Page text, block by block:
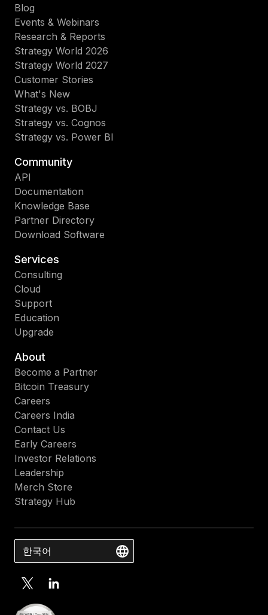
Blog
Events & Webinars
Research & Reports
Strategy World 2026
Strategy World 2027
Customer Stories
What's New
Strategy vs. BOBJ
Strategy vs. Cognos
Strategy vs. Power BI
Community
API
Documentation
Knowledge Base
Partner Directory
Download Software
Services
Consulting
Cloud
Support
Education
Upgrade
About
Become a Partner
Bitcoin Treasury
Careers
Careers India
Contact Us
Early Careers
Investor Relations
Leadership
Merch Store
Strategy Hub
한국어